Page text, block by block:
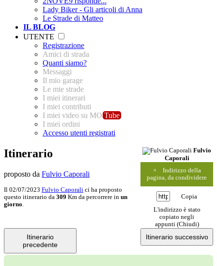
Lady Biker - Gli articoli di Anna
Le Strade di Matteo
IL BLOG
UTENTE
Registrazione
Amici di strada
Quanti siamo?
Messaggi
Il mio garage
Le mie strade
I miei itinerari
I miei contributi
I miei video su MO Tube
I miei ordini
Accesso utenti registrati
Fulvio
Caporali
×
Indirizzo della
pagina, da condividere
Copia
L'indirizzo è stato
copiato negli
appunti (Chiudi)
Itinerario
proposto da Fulvio Caporali
Il 02/07/2023 Fulvio Caporali ci ha proposto
questo itinerario da 309 Km da percorrere in un
giorno.
Itinerario
precedente
Itinerario successivo